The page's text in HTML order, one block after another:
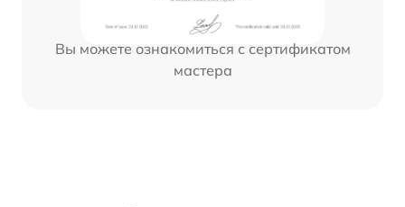
Вы можете ознакомиться с сертификатом
мастера